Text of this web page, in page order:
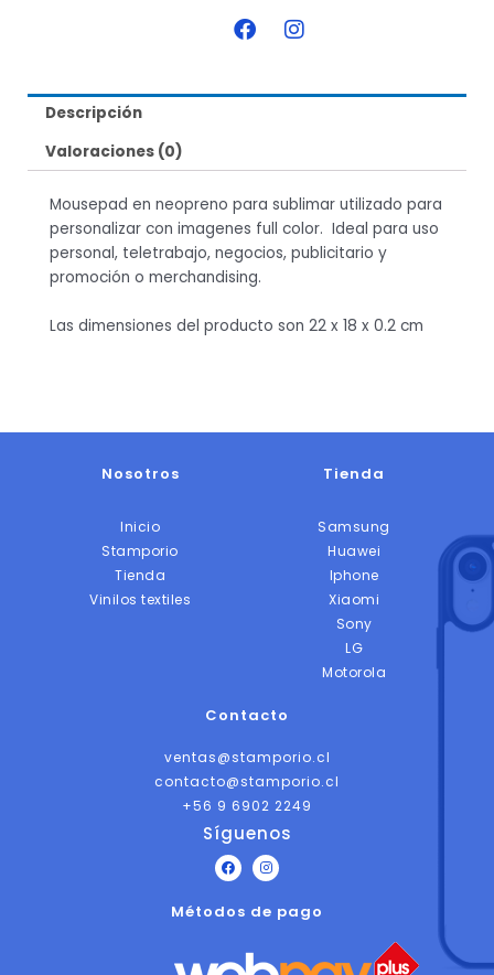
F
a
b
k
I
n
a
a
m
Descripción
Valoraciones (0)
Mousepad en neopreno para sublimar utilizado para
personalizar con imagenes full color. Ideal para uso
personal, teletrabajo, negocios, publicitario y
promoción o merchandising.
Las dimensiones del producto son 22 x 18 x 0.2 cm
Nosotros
Inicio
Stamporio
Tienda
Vinilos textiles
Tienda
Samsung
Huawei
Iphone
Xiaomi
Sony
LG
Motorola
Contacto
ventas@stamporio.cl
contacto@stamporio.cl
+56 9 6902 2249
Síguenos
F
a
e
k
I
n
t
a
Métodos de pago